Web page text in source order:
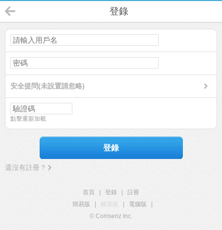
登錄
安全提問(未設置請忽略)
點擊重新加載
登錄
還沒有註冊？
首頁 登錄
註冊
簡易版
觸屏版 電腦版
© Comsenz Inc.